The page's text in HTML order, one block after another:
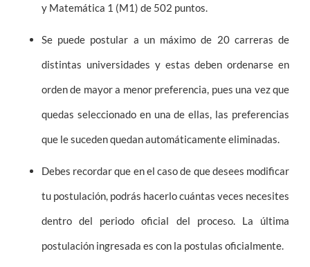
y Matemática 1 (M1) de 502 puntos.
Se puede postular a un máximo de 20 carreras de
distintas universidades y estas deben ordenarse en
orden de mayor a menor preferencia, pues una vez que
quedas seleccionado en una de ellas, las preferencias
que le suceden quedan automáticamente eliminadas.
Debes recordar que en el caso de que desees modificar
tu postulación, podrás hacerlo cuántas veces necesites
dentro del periodo oficial del proceso. La última
postulación ingresada es con la postulas oficialmente.